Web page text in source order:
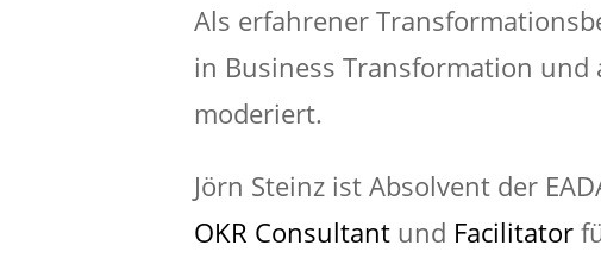
Als erfahrener
in Business Transformation und
moderiert.
Jörn Steinz ist Absolvent der
OKR Consultant und Facilitator